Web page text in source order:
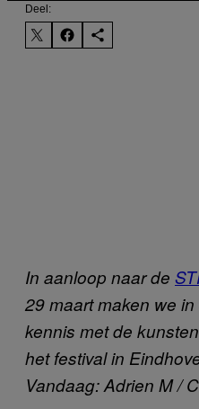
Deel:
In aanloop naar de
29 maart maken we
kennis met de
het festival in
Vandaag: Adrien M /